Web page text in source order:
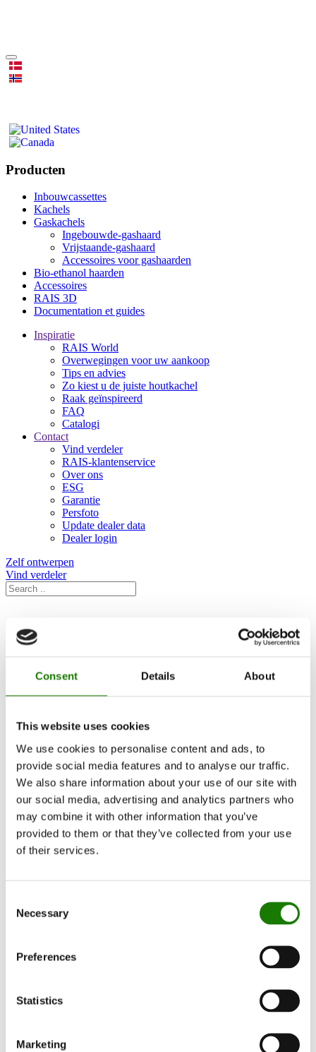
Consent Details About
This website uses cookies
We use cookies to personalise content and ads, to
provide social media features and to analyse our traffic.
We also share information about your use of our site with
our social media, advertising and analytics partners who
may combine it with other information that you’ve
provided to them or that they’ve collected from your use
of their services.
Selection
Necessary
Preferences
Statistics
Marketing
Producten
Inbouwcassettes
Kachels
Gaskachels
Ingebouwde-gashaard
Vrijstaande-gashaard
Accessoires voor gashaarden
Bio-ethanol haarden
Accessoires
RAIS 3D
Documentation et guides
Inspiratie
RAIS World
Overwegingen voor uw aankoop
Tips en advies
Zo kiest u de juiste houtkachel
Raak geïnspireerd
FAQ
Catalogi
Contact
Vind verdeler
RAIS-klantenservice
Over ons
ESG
Garantie
Persfoto
Update dealer data
Dealer login
Zelf ontwerpen
Vind verdeler
Producten
Producten
Inbouwcassettes
Kachels
Gaskachels
Ingebouwde-gashaard
Vrijstaande-gashaard
Documentation et guides
RAIS World
Raak geïnspireerd
Contact